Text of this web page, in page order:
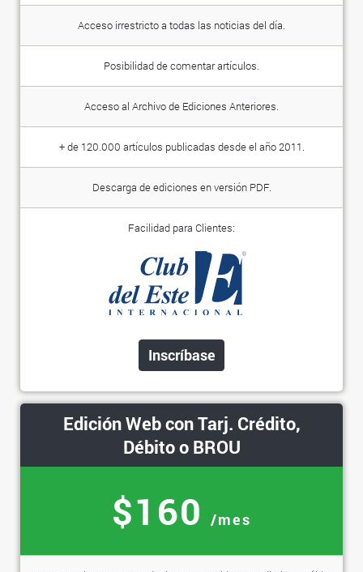
Acceso irrestricto a todas las noticias del día.
Posibilidad de comentar artículos.
Acceso al Archivo de Ediciones Anteriores.
+ de 120.000 artículos publicadas desde el año 2011.
Descarga de ediciones en versión PDF.
Facilidad para Clientes:
Inscríbase
Edición Web con Tarj. Crédito,
Débito o BROU
$160 /mes